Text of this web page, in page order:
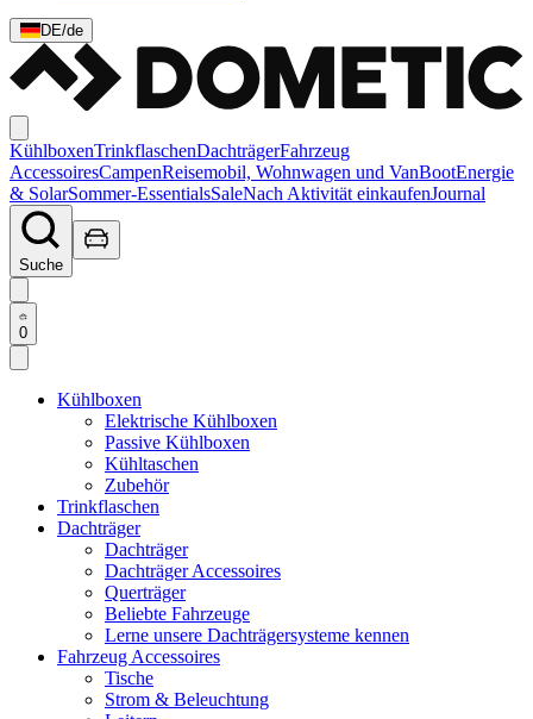
DE/de
KühlboxenTrinkflaschenDachträgerFahrzeug
AccessoiresCampenReisemobil, Wohnwagen und VanBootEnergie
& SolarSommer-EssentialsSaleNach Aktivität einkaufenJournal
Suche
0
Kühlboxen
Elektrische Kühlboxen
Passive Kühlboxen
Kühltaschen
Zubehör
Trinkflaschen
Dachträger
Dachträger
Dachträger Accessoires
Querträger
Beliebte Fahrzeuge
Lerne unsere Dachträgersysteme kennen
Fahrzeug Accessoires
Tische
Strom & Beleuchtung